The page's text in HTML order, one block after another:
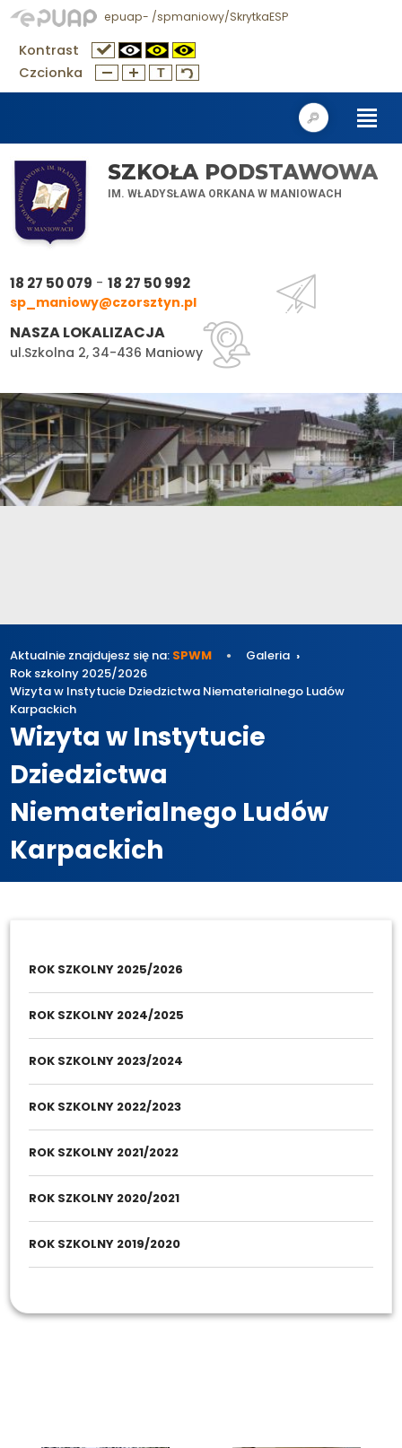
epuap- /spmaniowy/SkrytkaESP
Kontrast
Czcionka
SZKOŁA PODSTAWOWA
IM. WŁADYSŁAWA ORKANA W MANIOWACH
18 27 50 079 -18 27 50 992
sp_maniowy@czorsztyn.pl
NASZA LOKALIZACJA
ul.Szkolna 2, 34-436 Maniowy
Aktualnie znajdujesz się na: SPWM
Galeria
Rok szkolny 2025/2026
Wizyta w Instytucie Dziedzictwa Niematerialnego Ludów
Karpackich
Wizyta w Instytucie
Dziedzictwa
Niematerialnego Ludów
Karpackich
ROK SZKOLNY 2025/2026
ROK SZKOLNY 2024/2025
ROK SZKOLNY 2023/2024
ROK SZKOLNY 2022/2023
ROK SZKOLNY 2021/2022
ROK SZKOLNY 2020/2021
ROK SZKOLNY 2019/2020